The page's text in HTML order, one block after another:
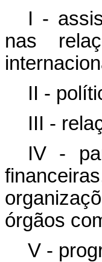
I -
nas
II -
III -
IV -
órgãos
V -